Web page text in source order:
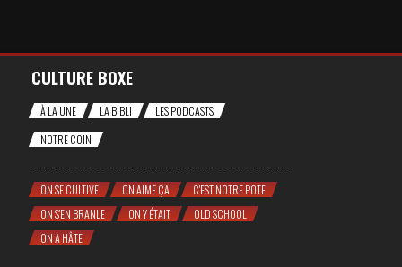
CULTURE BOXE
À LA UNE LA BIBLI
LES PODCASTS
NOTRE COIN
ON SE CULTIVE ON AIME ÇA
C'EST NOTRE POTE
ON S'EN BRANLE
ON Y ÉTAIT
OLD SCHOOL
ON A HÂTE